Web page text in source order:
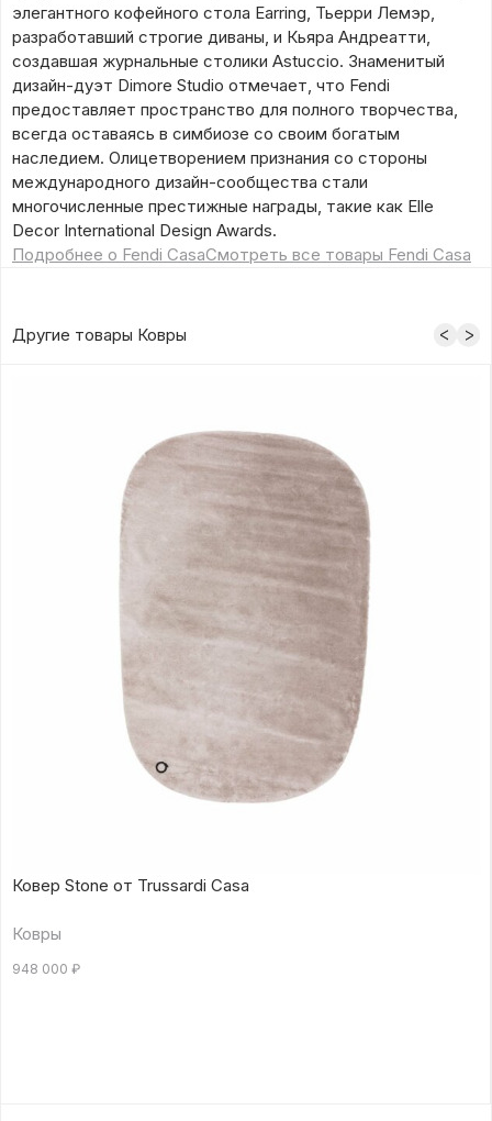
элегантного кофейного стола Earring, Тьерри Лемэр,
разработавший строгие диваны, и Кьяра Андреатти,
создавшая журнальные столики Astuccio. Знаменитый
дизайн-дуэт Dimore Studio отмечает, что Fendi
предоставляет пространство для полного творчества,
всегда оставаясь в симбиозе со своим богатым
наследием. Олицетворением признания со стороны
международного дизайн-сообщества стали
многочисленные престижные награды, такие как Elle
Decor International Design Awards.
Подробнее о Fendi CasaСмотреть все товары Fendi Casa
Другие товары Ковры
Ковер Stone от Trussardi Casa
Ковры
948 000 ₽